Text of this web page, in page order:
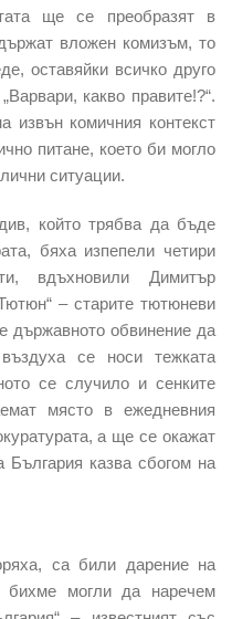
ще се преобразят в
вложен комизъм, то
оставяйки всичко друго
какво правите!?“.
извън комичния контекст
питане, което би могло
ситуации.
който трябва да бъде
бяха изпепели четири
вдъхновили Димитър
– старите тютюневи
държавното обвинение да
се носи тежката
се случило и сенките
място в ежедневния
а ще се окажат
България казва сбогом на
са били дарение на
бихме могли да наречем